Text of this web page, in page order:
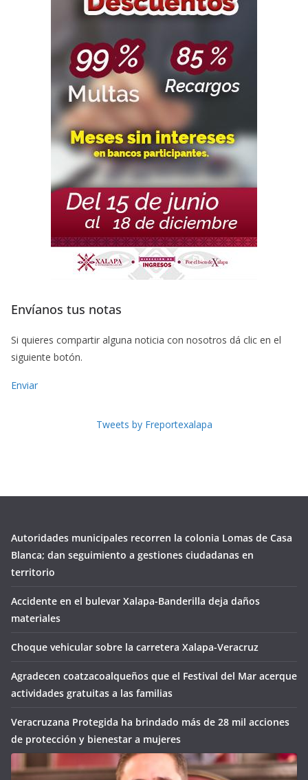
Envíanos tus notas
Si quieres compartir alguna noticia con nosotros dá clic en el
siguiente botón.
Enviar
Tweets by Freportexalapa
Autoridades municipales recorren la colonia Lomas de Casa
Blanca; dan seguimiento a gestiones ciudadanas en
territorio
Accidente en el bulevar Xalapa-Banderilla deja daños
materiales
Choque vehicular sobre la carretera Xalapa-Veracruz
Agradecen coatzacoalqueños que el Festival del Mar acerque
actividades gratuitas a las familias
Veracruzana Protegida ha brindado más de 28 mil acciones
de protección y bienestar a mujeres